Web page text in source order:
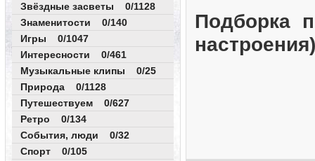
Звёздные засветы 0/1128
Знаменитости 0/140
Игры 0/1047
Интересности 0/461
Музыкальные клипы 0/25
Природа 0/1128
Путешествуем 0/627
Ретро 0/134
События, люди 0/32
Спорт 0/105
Подборка